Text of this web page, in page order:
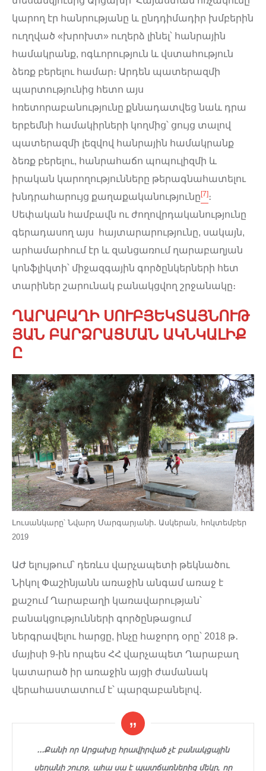
կարող էր հանրությանը և ընդդիմադիր խմբերին
ուղղված «խրոխտ» ուղերձ լինել՝ հանրային
համակրանք, ոգևորություն և վստահություն
ձեռք բերելու համար։ Արդեն պատերազմի
պարտությունից հետո այս
հռետորաբանությունը քննադատվեց նաև դրա
երբեմնի համակիրների կողմից՝ ցույց տալով
պատերազմի լեզվով հանրային համակրանք
ձեռք բերելու, հանրահաճո պոպուլիզմի և
իրական կարողությունները թերագնահատելու
խնդրահարույց քաղաքականությունը [7] ։
Սեփական համբավն ու ժողովրդականությունը
գերադասող այս հայտարարությունը, սակայն,
արհամարհում էր և զանցառում ղարաբաղյան
կոնֆլիկտի՝ միջազգային գործընկերների հետ
տարիներ շարունակ բանակցվող շրջանակը։
ՂԱՐԱԲԱՂԻ ՍՈՒԲՅԵԿՏԱՅՆՈՒԹ
ՅԱՆ ԲԱՐՁՐԱՑՄԱՆ ԱԿՆԿԱԼԻՔ
Ը
Լուսանկարը՝ Նվարդ Մարգարյանի․ Ասկերան, հոկտեմբեր
2019
ԱԺ ելույթում՝ դեռևս վարչապետի թեկնածու
Նիկոլ Փաշինյանն առաջին անգամ առաջ է
քաշում Ղարաբաղի կառավարության՝
բանակցությունների գործընթացում
ներգրավելու հարցը, ինչը հաջորդ օրը՝ 2018 թ․
մայիսի 9-ին որպես ՀՀ վարչապետ Ղարաբաղ
կատարած իր առաջին այցի ժամանակ
վերահաստատում է՝ պարզաբանելով․
․․․Քանի որ Արցախը հրավիրված չէ բանակցային
սեղանի շուրջ, ահա սա է պատճառներից մեկը, որ